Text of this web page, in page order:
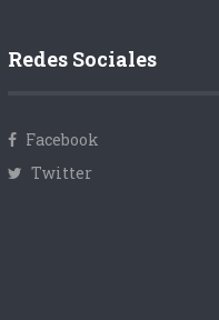
Redes Sociales
Facebook
Twitter